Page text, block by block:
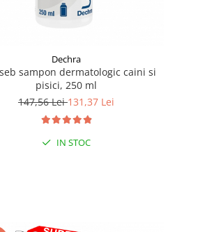
Dechra
sampon dermatologic caini si
pisici, 250 ml
147,56 Lei131,37 Lei
IN STOC